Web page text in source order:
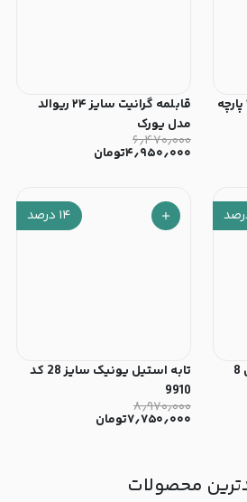
سرویس پخت و پز گرانیت ۱۱ پارچه
قابلمه گرانیت سایز ۲۴ ریوالد
مدل یورک
۶٫۴۷۰٫۰۰۰
۴٫۹۵۰٫۰۰۰تومان
سرویس قابلمه تابه استیل 8
۱۴ درصد
تابه استیل یونیک سایز 28 کد
9910
۸٫۹۷۰٫۰۰۰
۷٫۷۵۰٫۰۰۰تومان
محصولات